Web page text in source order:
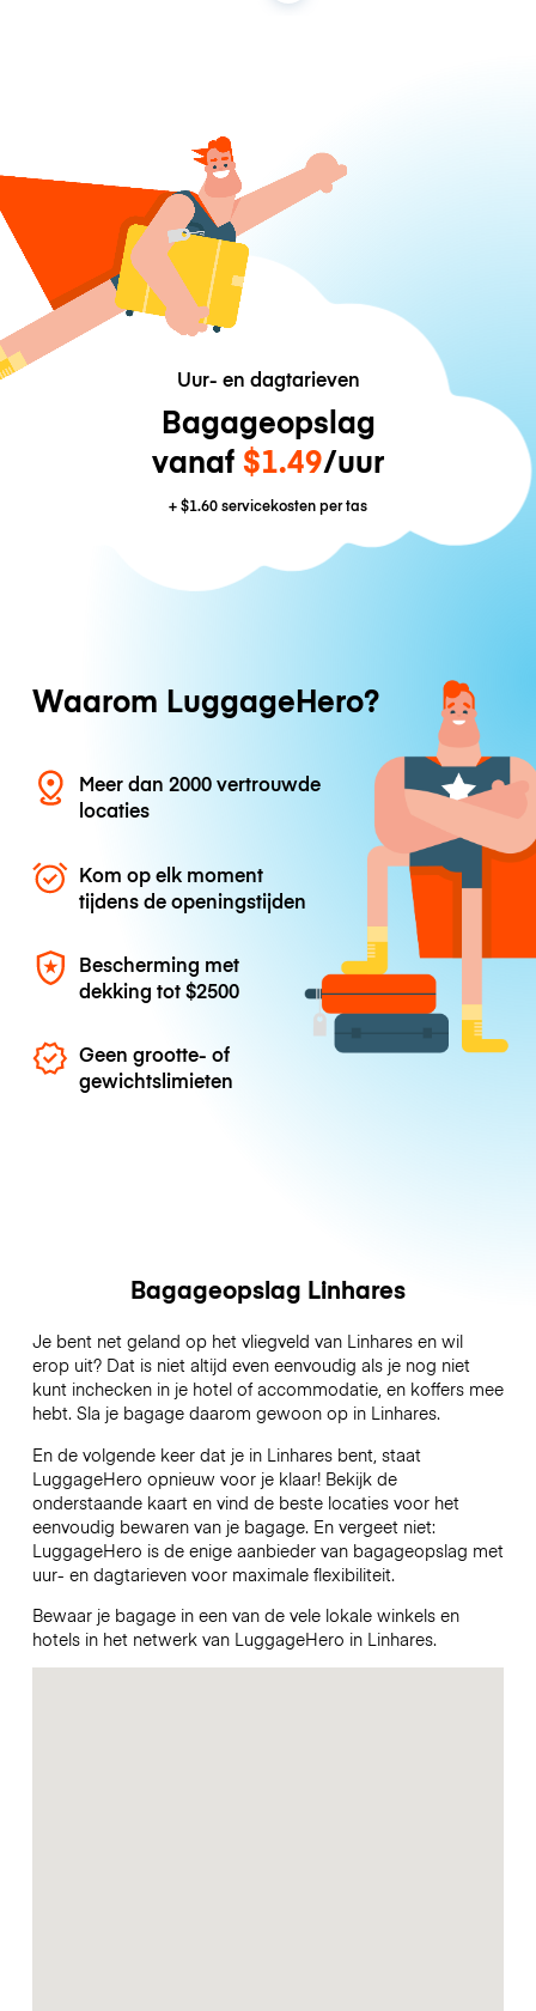
Uur- en dagtarieven
Bagageopslag
vanaf $1.49/uur
+$1.60servicekosten per tas
Waarom LuggageHero?
Meer dan 2000 vertrouwde
locaties
Kom op elk moment
tijdens de openingstijden
Bescherming met
dekking tot$2500
Geen grootte- of
gewichtslimieten
Bagageopslag Linhares
Je bent net geland op het vliegveld van Linhares en wil
erop uit? Dat is niet altijd even eenvoudig als je nog niet
kunt inchecken in je hotel of accommodatie, en koffers mee
hebt. Sla je bagage daarom gewoon op in Linhares.
En de volgende keer dat je in Linhares bent, staat
LuggageHero opnieuw voor je klaar! Bekijk de
onderstaande kaart en vind de beste locaties voor het
eenvoudig bewaren van je bagage. En vergeet niet:
LuggageHero is de enige aanbieder van bagageopslag met
uur- en dagtarieven voor maximale flexibiliteit.
Bewaar je bagage in een van de vele lokale winkels en
hotels in het netwerk van LuggageHero in Linhares.